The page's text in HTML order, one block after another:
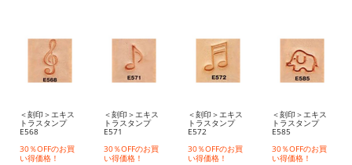
＜刻印＞エキス
トラスタンプ
E568
30％OFFのお買
い得価格！
＜刻印＞エキス
トラスタンプ
E571
30％OFFのお買
い得価格！
＜刻印＞エキス
トラスタンプ
E572
30％OFFのお買
い得価格！
＜刻印＞エキス
トラスタンプ
E585
30％OFFのお買
い得価格！